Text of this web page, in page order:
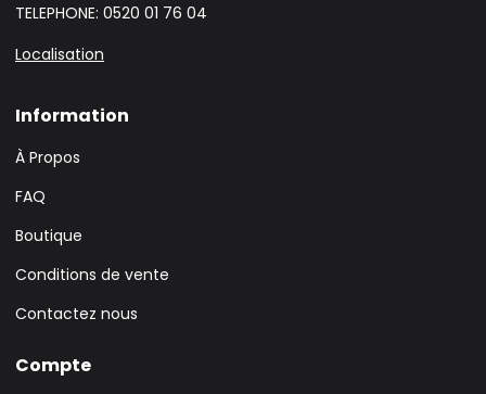
TELEPHONE: 0520 01 76 04
Localisation
Information
À Propos
FAQ
Boutique
Conditions de vente
Contactez nous
Compte